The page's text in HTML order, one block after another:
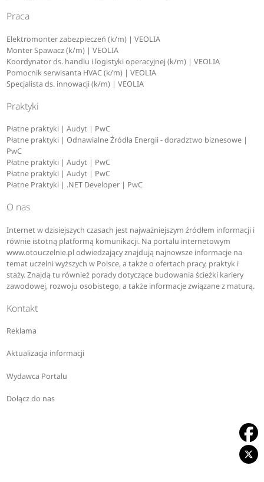
Praca
Elektromonter zabezpieczeń (k/m) | VEOLIA
Monter Spawacz (k/m) | VEOLIA
Koordynator ds. handlu i logistyki operacyjnej (k/m) | VEOLIA
Pomocnik serwisanta HVAC (k/m) | VEOLIA
Specjalista ds. innowacji (k/m) | VEOLIA
Praktyki
Płatne praktyki | Audyt | PwC
Płatne praktyki | Odnawialne Źródła Energii - doradztwo biznesowe |
PwC
Płatne praktyki | Audyt | PwC
Płatne praktyki | Audyt | PwC
Płatne Praktyki | .NET Developer | PwC
O nas
Internet w dzisiejszych czasach jest najważniejszym źródłem informacji i
równie istotną platformą komunikacji. Na portalu internetowym
www.otouczelnie.pl odwiedzający znajdują najnowsze informacje na
temat uczelni wyższych w Polsce, a także o ofertach pracy, praktyk i
staży. Znajdą tu również porady dotyczące budowania ścieżki kariery
zawodowej, rozwoju osobistego, a także informacje związane z maturą.
Kontakt
Reklama
Aktualizacja informacji
Wydawca Portalu
Dołącz do nas